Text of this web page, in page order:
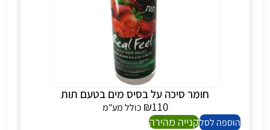
חומר סיכה על בסיס מים בטעם תות
₪110
כולל מע"מ
הוספה לסלקנייה מהירה